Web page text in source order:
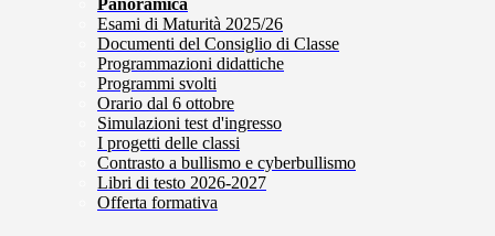
Panoramica
Esami di Maturità 2025/26
Documenti del Consiglio di Classe
Programmazioni didattiche
Programmi svolti
Orario dal 6 ottobre
Simulazioni test d'ingresso
I progetti delle classi
Contrasto a bullismo e cyberbullismo
Libri di testo 2026-2027
Offerta formativa